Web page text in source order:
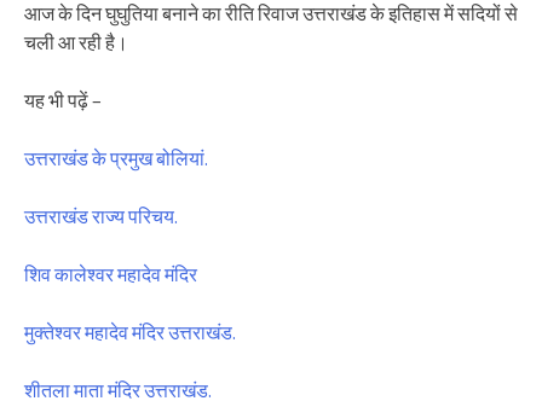
आज के दिन घुघुतिया बनाने का रीति रिवाज उत्तराखंड के इतिहास में सदियों से
चली आ रही है।
यह भी पढ़ें –
उत्तराखंड के प्रमुख बोलियां.
उत्तराखंड राज्य परिचय.
शिव कालेश्वर महादेव मंदिर
मुक्तेश्वर महादेव मंदिर उत्तराखंड.
शीतला माता मंदिर उत्तराखंड.